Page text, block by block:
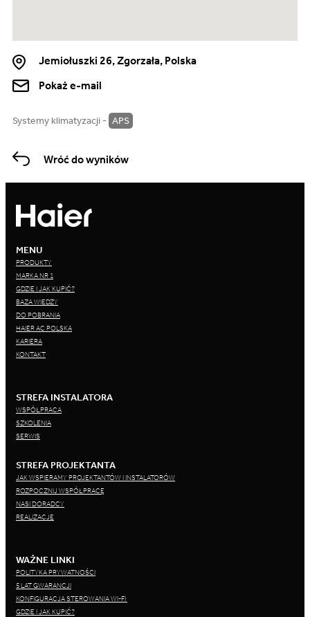
Jemiołuszki 26, Zgorzała, Polska
Pokaż e-mail
Systemy klimatyzacji - APS
Wróć do wyników
MENU
PRODUKTY
MARKA NR 1
GDZIE I JAK KUPIĆ?
BAZA WIEDZY
DO POBRANIA
HAIER AC POLSKA
KARIERA
KONTAKT
STREFA INSTALATORA
WSPÓŁPRACA
SZKOLENIA
SERWIS
STREFA PROJEKTANTA
JAK WSPIERAMY PROJEKTANTÓW I INSTALATORÓW
ROZPOCZNIJ WSPÓŁPRACĘ
NASI DORADCY
REALIZACJE
WAŻNE LINKI
POLITYKA PRYWATNOŚCI
5 LAT GWARANCJI
KONFIGURACJA STEROWANIA WI-FI
GDZIE I JAK KUPIĆ?